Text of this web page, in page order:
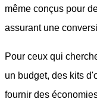
même conçus pour
assurant une
Pour ceux qui
un budget, des kits
fournir des